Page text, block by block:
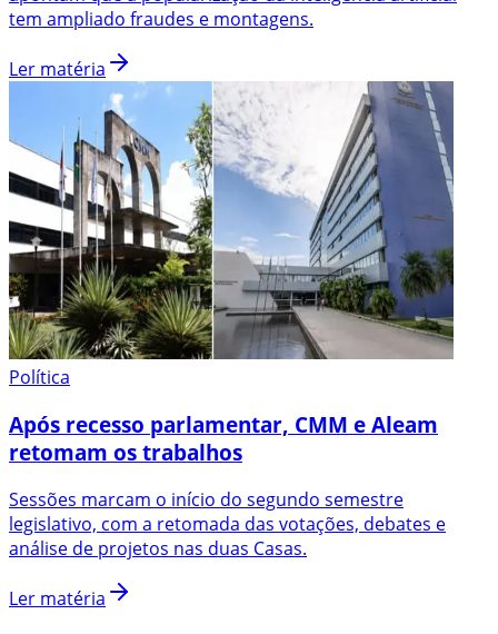
tem ampliado fraudes e montagens.
Ler matéria
Política
Após recesso parlamentar, CMM e Aleam
retomam os trabalhos
Sessões marcam o início do segundo semestre
legislativo, com a retomada das votações, debates e
análise de projetos nas duas Casas.
Ler matéria